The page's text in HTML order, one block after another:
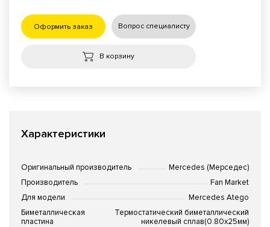
Оформить заказ Вопрос специалисту
В корзину
Характеристики
Оригинальный производитель
Mercedes (Мерседес)
Производитель
Fan Market
Для модели
Mercedes Atego
Биметаллическая
пластина
Термостатический биметаллический
никелевый сплав(0.80x25мм)